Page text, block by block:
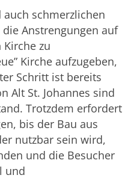
schmerzlichen
Anstrengungen auf
zu
Kirche aufzugeben,
Schritt ist bereits
Alt St. Johannes sind
Trotzdem erfordert
bis der Bau aus
nutzbar sein wird,
und die Besucher
und